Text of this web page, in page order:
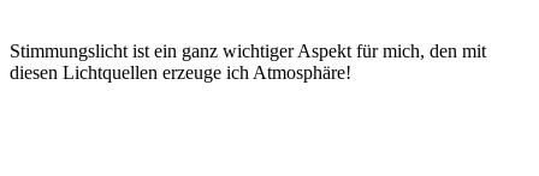
Stimmungslicht ist ein ganz wichtiger Aspekt für mich, den mit
diesen Lichtquellen erzeuge ich Atmosphäre!